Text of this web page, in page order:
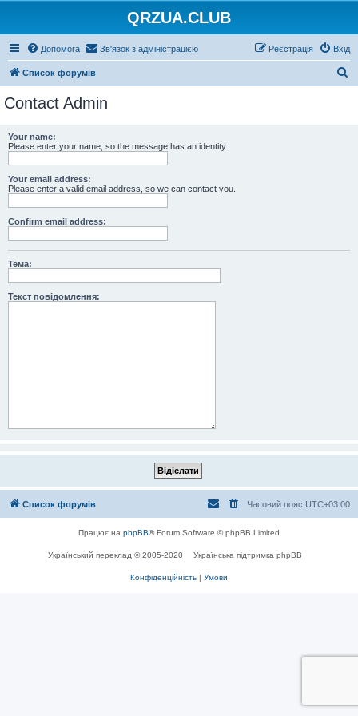
QRZUA.CLUB
Допомога Зв'язок з адміністрацією Вхід
Реєстрація
Список форумів
Contact Admin
Your name:
Please enter your name, so the message has an identity.
Your email address:
Please enter a valid email address, so we can contact you.
Confirm email address:
Тема:
Текст повідомлення:
Список форумів Часовий пояс UTC+03:00
Працює на phpBB® Forum Software © phpBB Limited
Український переклад © 2005-2020 Українська підтримка phpBB
Конфіденційність | Умови